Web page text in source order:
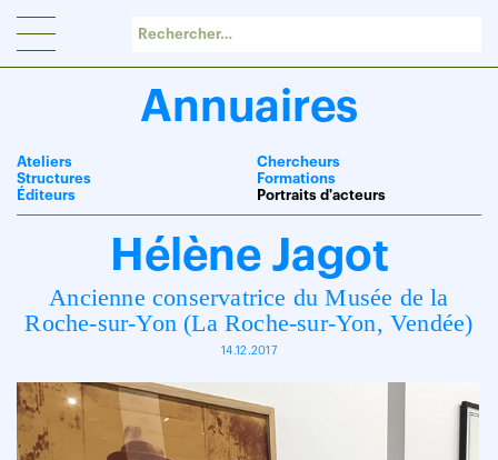
Annuaires
Ateliers
Structures
Éditeurs
Chercheurs
Formations
Portraits d'acteurs
Hélène Jagot
Ancienne conservatrice du Musée de la
Roche-sur-Yon (La Roche-sur-Yon, Vendée)
14.12.2017